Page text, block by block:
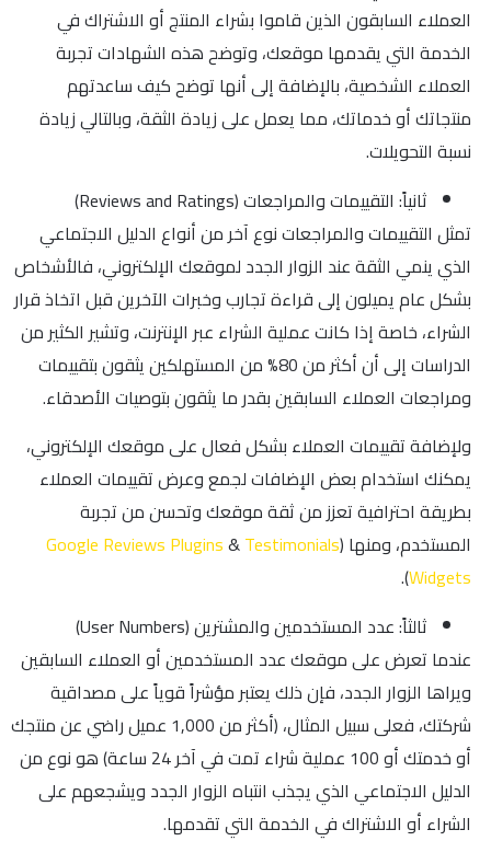
العملاء السابقون الذين قاموا بشراء المنتج أو الاشتراك في
الخدمة التي يقدمها موقعك، وتوضح هذه الشهادات تجربة
العملاء الشخصية، بالإضافة إلى أنها توضح كيف ساعدتهم
منتجاتك أو خدماتك، مما يعمل على زيادة الثقة، وبالتالي زيادة
نسبة التحويلات.
ثانياً: التقييمات والمراجعات (Reviews and Ratings)
تمثل التقييمات والمراجعات نوع آخر من أنواع الدليل الاجتماعي
الذي ينمي الثقة عند الزوار الجدد لموقعك الإلكتروني، فالأشخاص
بشكل عام يميلون إلى قراءة تجارب وخبرات الآخرين قبل اتخاذ قرار
الشراء، خاصة إذا كانت عملية الشراء عبر الإنترنت، وتشير الكثير من
الدراسات إلى أن أكثر من 80% من المستهلكين يثقون بتقييمات
ومراجعات العملاء السابقين بقدر ما يثقون بتوصيات الأصدقاء.
ولإضافة تقييمات العملاء بشكل فعال على موقعك الإلكتروني،
يمكنك استخدام بعض الإضافات لجمع وعرض تقييمات العملاء
بطريقة احترافية تعزز من ثقة موقعك وتحسن من تجربة
المستخدم، ومنها (
Google Reviews Plugins&Testimonials
Widgets
).
ثالثاً: عدد المستخدمين والمشترين (User Numbers)
عندما تعرض على موقعك عدد المستخدمين أو العملاء السابقين
ويراها الزوار الجدد، فإن ذلك يعتبر مؤشراً قوياً على مصداقية
شركتك، فعلى سبيل المثال، (أكثر من 1,000 عميل راضي عن منتجك
أو خدمتك أو 100 عملية شراء تمت في آخر 24 ساعة) هو نوع من
الدليل الاجتماعي الذي يجذب انتباه الزوار الجدد ويشجعهم على
الشراء أو الاشتراك في الخدمة التي تقدمها.